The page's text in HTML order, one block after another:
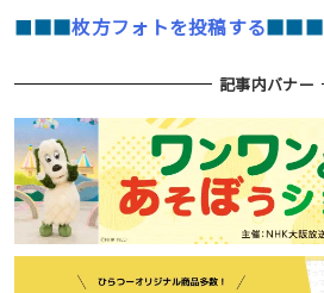
■■■枚方フォトを投稿する■■■
記事内バナー